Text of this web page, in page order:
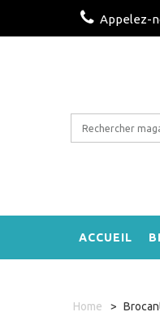
Appelez-
ACCUEIL
Home >